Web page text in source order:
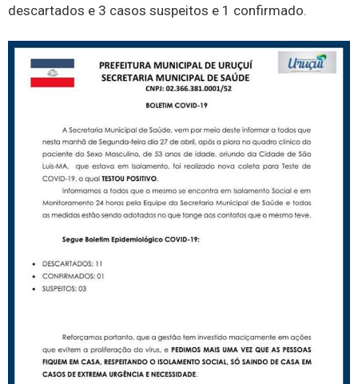
descartados e 3 casos suspeitos e 1 confirmado.